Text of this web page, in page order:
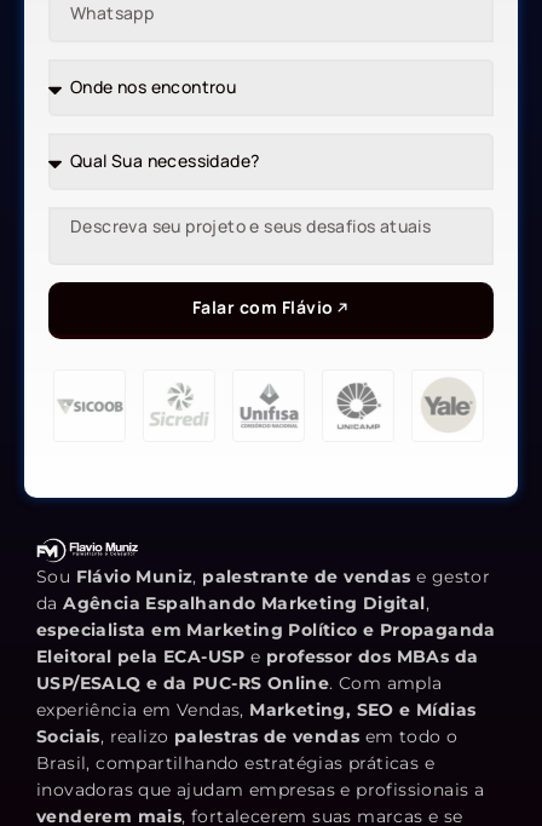
Falar com Flávio
Sou Flávio Muniz, palestrante de vendas e gestor
daAgência Espalhando Marketing Digital,
especialista em Marketing Político e Propaganda
Eleitoral pela ECA-USP e professor dos MBAs da
USP/ESALQ e da PUC-RS Online. Com ampla
experiência em Vendas, Marketing, SEO e Mídias
Sociais, realizo palestras de vendas em todo o
Brasil, compartilhando estratégias práticas e
inovadoras que ajudam empresas e profissionais a
venderem mais, fortalecerem suas marcas e se